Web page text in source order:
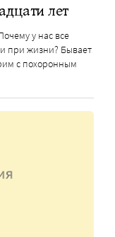
лет
у нас все
при жизни? Бывает
с похоронным